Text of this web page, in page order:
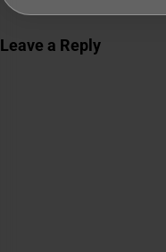
Leave a Reply